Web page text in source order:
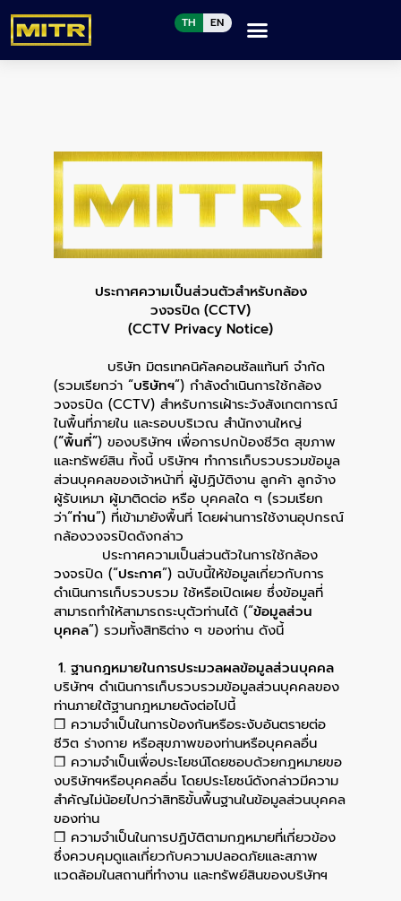
TH EN
ประกาศความเป็นส่วนตัวสำหรับกล้อง
วงจรปิด (CCTV)
(CCTV Privacy Notice)
บริษัท มิตรเทคนิคัลคอนซัลแท้นท์ จำกัด
(รวมเรียกว่า “บริษัทฯ”) กำลังดำเนินการใช้กล้อง
วงจรปิด (CCTV) สำหรับการเฝ้าระวังสังเกตการณ์
ในพื้นที่ภายใน และรอบบริเวณ สำนักงานใหญ่
(“พื้นที่”) ของบริษัทฯ เพื่อการปกป้องชีวิต สุขภาพ
และทรัพย์สิน ทั้งนี้ บริษัทฯ ทำการเก็บรวบรวมข้อมูล
ส่วนบุคคลของเจ้าหน้าที่ ผู้ปฏิบัติงาน ลูกค้า ลูกจ้าง
ผู้รับเหมา ผู้มาติดต่อ หรือ บุคคลใด ๆ (รวมเรียก
ว่า“ท่าน”) ที่เข้ามายังพื้นที่ โดยผ่านการใช้งานอุปกรณ์
กล้องวงจรปิดดังกล่าว
ประกาศความเป็นส่วนตัวในการใช้กล้อง
วงจรปิด (“ประกาศ”) ฉบับนี้ให้ข้อมูลเกี่ยวกับการ
ดำเนินการเก็บรวบรวม ใช้หรือเปิดเผย ซึ่งข้อมูลที่
สามารถทำให้สามารถระบุตัวท่านได้ (“ข้อมูลส่วน
บุคคล”) รวมทั้งสิทธิต่าง ๆ ของท่าน ดังนี้
1. ฐานกฎหมายในการประมวลผลข้อมูลส่วนบุคคล
บริษัทฯ ดำเนินการเก็บรวบรวมข้อมูลส่วนบุคคลของ
ท่านภายใต้ฐานกฎหมายดังต่อไปนี้
❒ ความจำเป็นในการป้องกันหรือระงับอันตรายต่อ
ชีวิต ร่างกาย หรือสุขภาพของท่านหรือบุคคลอื่น
❒ ความจำเป็นเพื่อประโยชน์โดยชอบด้วยกฎหมายขอ
งบริษัทฯหรือบุคคลอื่น โดยประโยชน์ดังกล่าวมีความ
สำคัญไม่น้อยไปกว่าสิทธิขั้นพื้นฐานในข้อมูลส่วนบุคคล
ของท่าน
❒ ความจำเป็นในการปฏิบัติตามกฎหมายที่เกี่ยวข้อง
ซึ่งควบคุมดูแลเกี่ยวกับความปลอดภัยและสภาพ
แวดล้อมในสถานที่ทำงาน และทรัพย์สินของบริษัทฯ